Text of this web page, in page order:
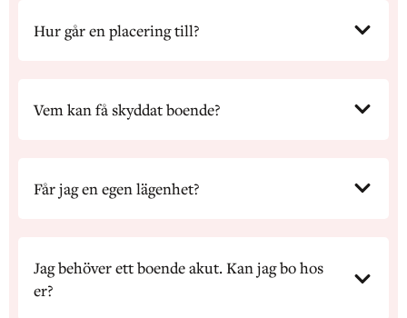
Hur går en placering till?
Vem kan få skyddat boende?
Får jag en egen lägenhet?
Jag behöver ett boende akut. Kan jag bo hos
er?